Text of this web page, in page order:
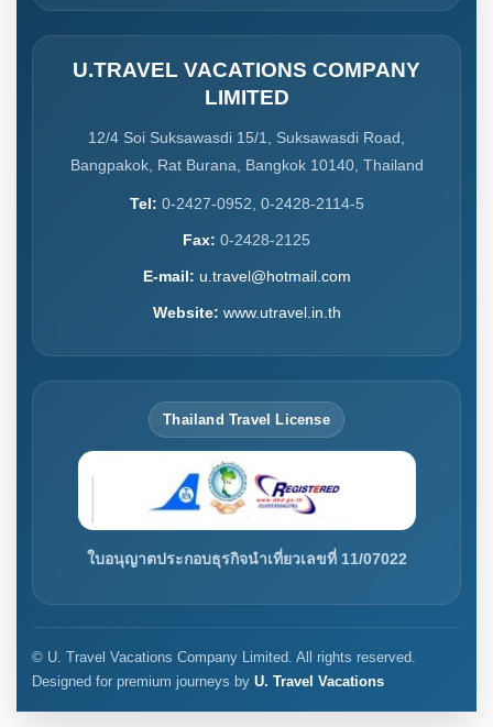
U.TRAVEL VACATIONS COMPANY
LIMITED
12/4 Soi Suksawasdi 15/1, Suksawasdi Road,
Bangpakok, Rat Burana, Bangkok 10140, Thailand
Tel: 0-2427-0952, 0-2428-2114-5
Fax: 0-2428-2125
E-mail: u.travel@hotmail.com
Website: www.utravel.in.th
Thailand Travel License
ใบอนุญาตประกอบธุรกิจนำเที่ยวเลขที่ 11/07022
© U. Travel Vacations Company Limited. All rights reserved.
Designed for premium journeys by U. Travel Vacations